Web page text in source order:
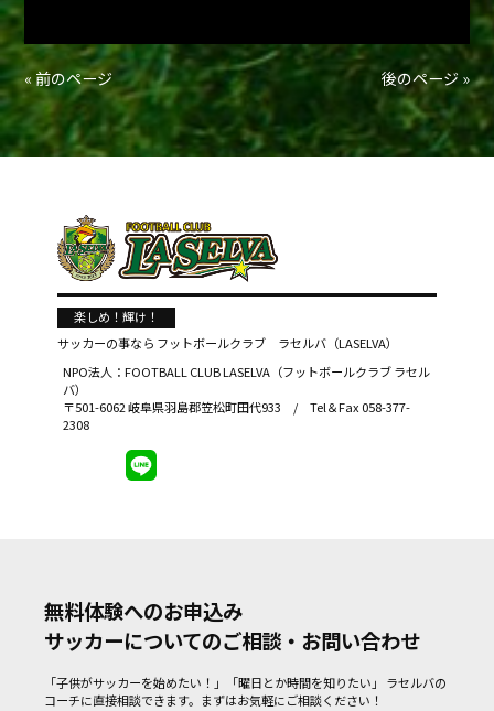
« 前のページ 後のページ »
楽しめ！輝け！
サッカーの事なら フットボールクラブ ラセルバ（LASELVA）
NPO法人：FOOTBALL CLUB LASELVA（フットボールクラブ ラセル
バ）
〒501-6062 岐阜県羽島郡笠松町田代933 / Tel＆Fax 058-377-
2308
無料体験へのお申込み
サッカーについてのご相談・お問い合わせ
「子供がサッカーを始めたい！」「曜日とか時間を知りたい」
ラセルバの
コーチに直接相談できます。まずはお気軽にご相談ください！